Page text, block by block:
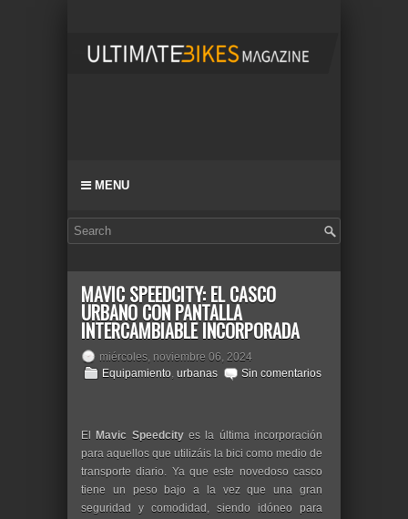
MENU
MAVIC SPEEDCITY: EL CASCO
URBANO CON PANTALLA
INTERCAMBIABLE INCORPORADA
miércoles, noviembre 06, 2024
Equipamiento, urbanas Sin comentarios
El Mavic Speedcityes la última incorporación
para aquellos que utilizáis la bici como medio de
transporte diario. Ya que este novedoso casco
tiene un peso bajo a la vez que una gran
seguridad y comodidad, siendo idóneo para